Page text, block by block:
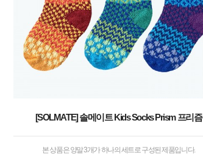
[SOLMATE] 솔메이트 Kids Socks Prism 프리즘
본 상품은 양말 3개가 하나의 세트로 구성된 제품입니다.